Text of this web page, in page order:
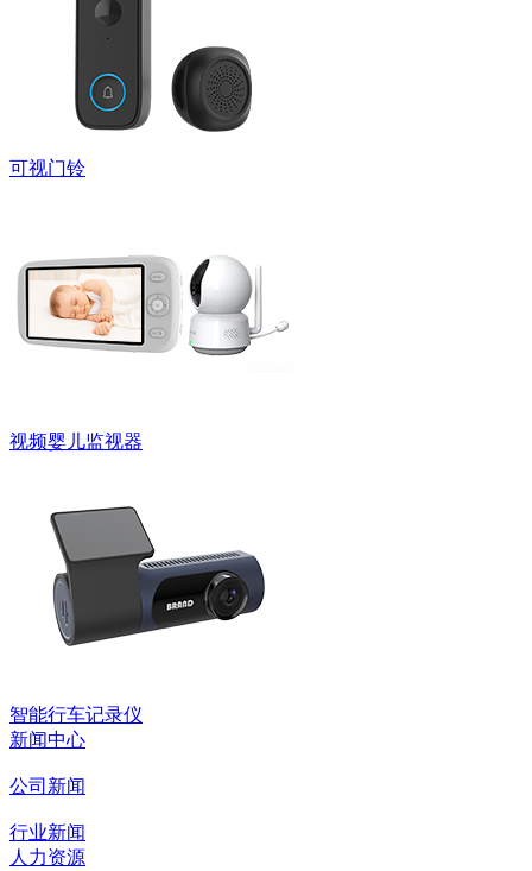
可视门铃
视频婴儿监视器
智能行车记录仪
新闻中心
公司新闻
行业新闻
人力资源